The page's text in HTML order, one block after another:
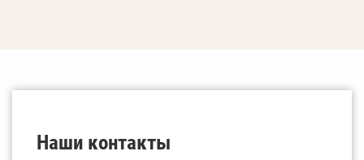
Наши контакты